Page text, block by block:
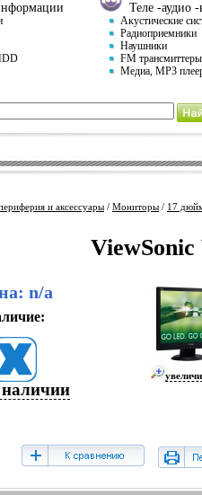
Теле -аудио -
Акустические
Радиоприемники
Наушники
FM трансмиттеры
Медиа, MP3
и аксессуары / Мониторы / 17
n/a
наличии